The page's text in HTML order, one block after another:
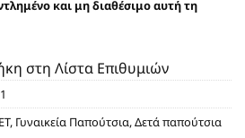
και μη διαθέσιμο αυτή τη
στη Λίστα Επιθυμιών
, Γυναικεία Παπούτσια,Δετά παπούτσια